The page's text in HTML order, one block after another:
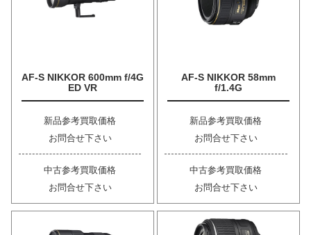
AF-S NIKKOR 600mm f/4G
ED VR
新品参考買取価格
お問合せ下さい
中古参考買取価格
お問合せ下さい
AF-S NIKKOR 58mm
f/1.4G
新品参考買取価格
お問合せ下さい
中古参考買取価格
お問合せ下さい